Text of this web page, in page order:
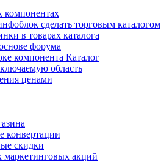
компонентах
сделать торговым каталогом
в товарах каталога
форума
компонента Каталог
область
ценами
конвертации
скидки
маркетинговых акций